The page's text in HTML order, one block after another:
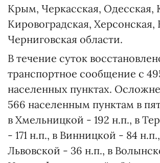
Крым, Черкасская, Одесская,
Кировоградская,
Черниговская области.
В течение суток
транспортное сообщение с
населенных пунктах.
566 населенным пунктам в
в Хмельницкой - 192 н.п., в
- 171 н.п., в Винницкой - 84
Львовской - 36 н.п., в